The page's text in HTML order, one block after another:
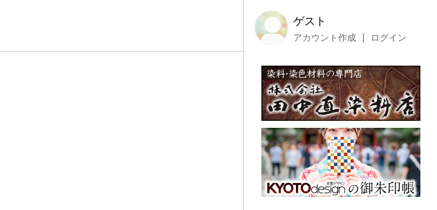
ゲスト
アカウント作成 ログイン